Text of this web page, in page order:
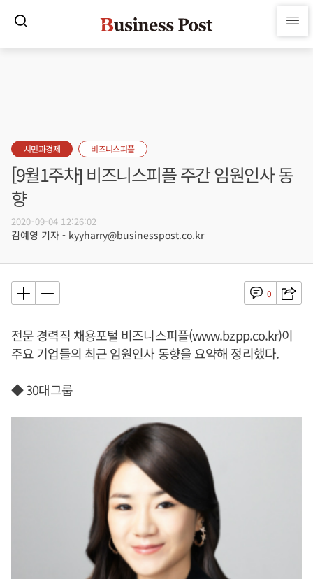
시민과경제 비즈니스피플
[9월1주차] 비즈니스피플 주간 임원인사 동
향
2020-09-04 12:26:02
김예영 기자 - kyyharry@businesspost.co.kr
0
전문 경력직 채용포털 비즈니스피플(www.bzpp.co.kr)이
주요 기업들의 최근 임원인사 동향을 요약해 정리했다.
◆ 30대그룹